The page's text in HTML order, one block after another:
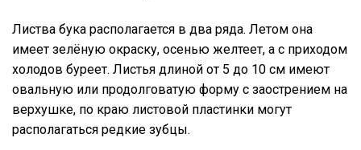
Листва бука располагается в два ряда. Летом она
имеет зелёную окраску, осенью желтеет, а с приходом
холодов буреет. Листья длиной от 5 до 10 см имеют
овальную или продолговатую форму с заострением на
верхушке, по краю листовой пластинки могут
располагаться редкие зубцы.